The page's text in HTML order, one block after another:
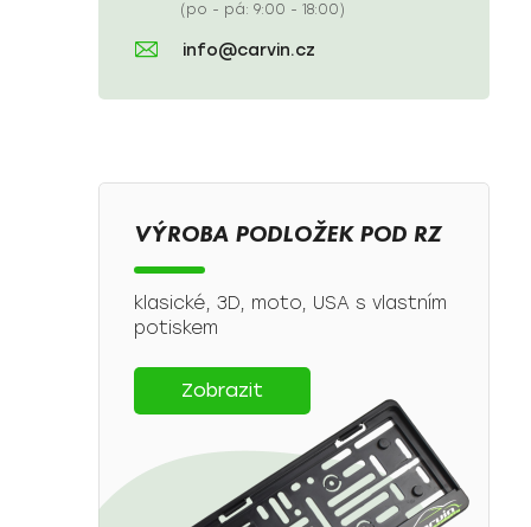
(po - pá: 9:00 - 18:00)
info@carvin.cz
VÝROBA PODLOŽEK POD RZ
klasické, 3D, moto, USA s vlastním
potiskem
Zobrazit